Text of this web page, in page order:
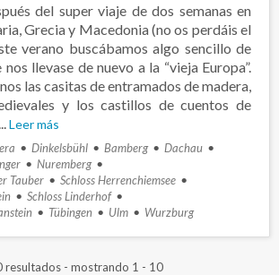
del super viaje de dos semanas en
Grecia y Macedonia (no os perdáis el
verano buscábamos algo sencillo de
llevase de nuevo a la “vieja Europa”.
las casitas de entramados de madera,
y los castillos de cuentos de
Leer más
Dinkelsbühl Bamberg
Dachau
Nuremberg
Tauber
Schloss Herrenchiemsee
Schloss Linderhof
Tübingen Ulm Wurzburg
resultados - mostrando 1 - 10